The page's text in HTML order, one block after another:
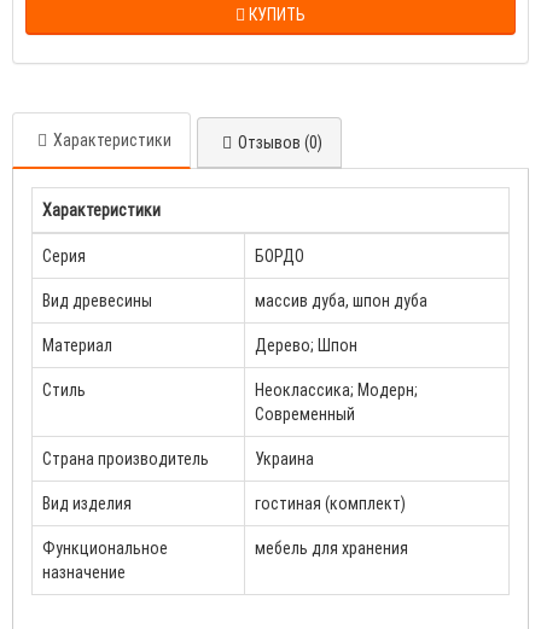
КУПИТЬ
Характеристики Отзывов (0)
Характеристики
Серия БОРДО
Вид древесины массив дуба, шпон дуба
Материал Дерево; Шпон
Стиль
Неоклассика; Модерн;
Современный
Страна производитель Украина
Вид изделия гостиная (комплект)
Функциональное
назначение
мебель для хранения